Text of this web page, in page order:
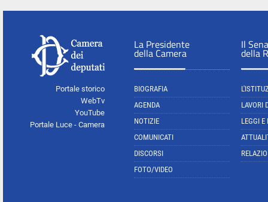
Portale storico
WebTv
YouTube
Portale Luce - Camera
La Presidente
della Camera
BIOGRAFIA
AGENDA
NOTIZIE
COMUNICATI
DISCORSI
FOTO/VIDEO
Il
della
LAVORI
LEGGI E